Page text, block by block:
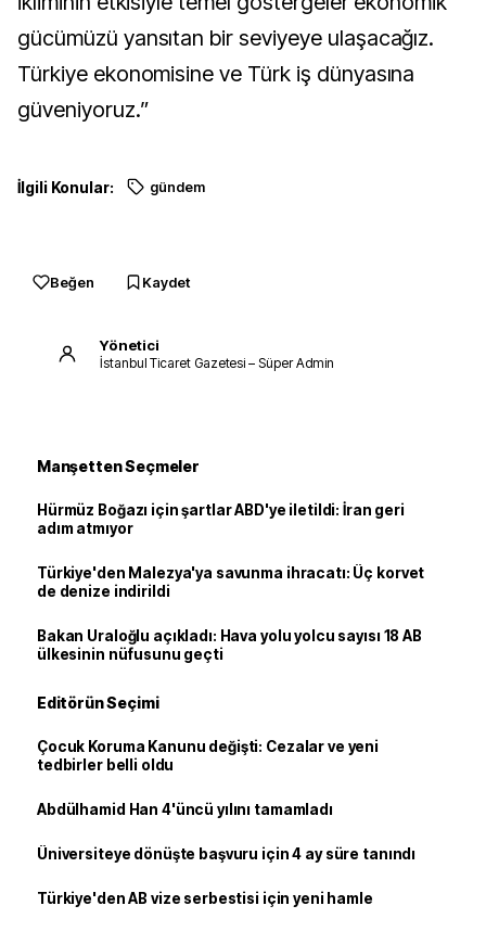
gücümüzü yansıtan bir seviyeye ulaşacağız.
Türkiye ekonomisine ve Türk iş dünyasına
güveniyoruz.”
İlgili Konular: gündem
Beğen Kaydet
Yönetici
İstanbul Ticaret Gazetesi – Süper Admin
Manşetten Seçmeler
Hürmüz Boğazı için şartlar ABD'ye iletildi: İran geri
adım atmıyor
Türkiye'den Malezya'ya savunma ihracatı: Üç korvet
de denize indirildi
Bakan Uraloğlu açıkladı: Hava yolu yolcu sayısı 18 AB
ülkesinin nüfusunu geçti
Editörün Seçimi
Çocuk Koruma Kanunu değişti: Cezalar ve yeni
tedbirler belli oldu
Abdülhamid Han 4'üncü yılını tamamladı
Üniversiteye dönüşte başvuru için 4 ay süre tanındı
Türkiye'den AB vize serbestisi için yeni hamle